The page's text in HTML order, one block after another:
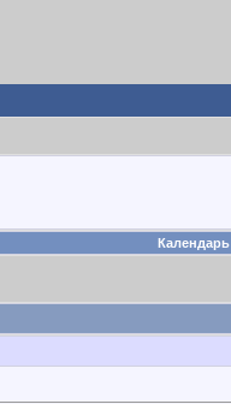
Календарь